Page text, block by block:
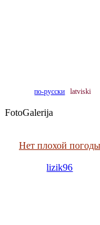
по-русски latviski
FotoGalerija
Нет плохой погоды
lizik96